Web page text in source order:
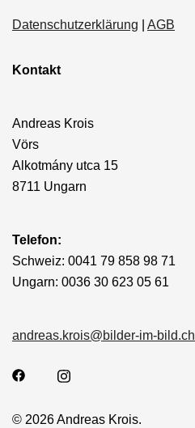
Datenschutzerklärung AGB
Kontakt
Andreas Krois
Vörs
Alkotmány utca 15
8711 Ungarn
Telefon:
Schweiz: 0041 79 858 98 71
Ungarn: 0036 30 623 05 61
andreas.krois@bilder-im-bild.ch
© 2026 Andreas Krois.